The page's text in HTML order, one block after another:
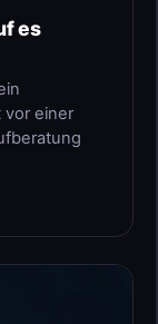
es
vor einer